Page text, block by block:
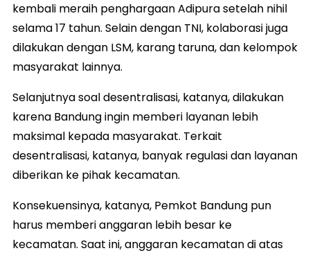
kembali meraih penghargaan Adipura setelah nihil
selama 17 tahun. Selain dengan TNI, kolaborasi juga
dilakukan dengan LSM, karang taruna, dan kelompok
masyarakat lainnya.
Selanjutnya soal desentralisasi, katanya, dilakukan
karena Bandung ingin memberi layanan lebih
maksimal kepada masyarakat. Terkait
desentralisasi, katanya, banyak regulasi dan layanan
diberikan ke pihak kecamatan.
Konsekuensinya, katanya, Pemkot Bandung pun
harus memberi anggaran lebih besar ke
kecamatan. Saat ini, anggaran kecamatan di atas